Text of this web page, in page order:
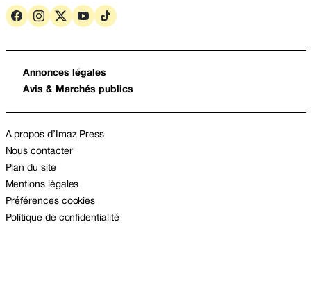
Annonces légales
Avis & Marchés publics
A propos d’Imaz Press
Nous contacter
Plan du site
Mentions légales
Préférences cookies
Politique de confidentialité